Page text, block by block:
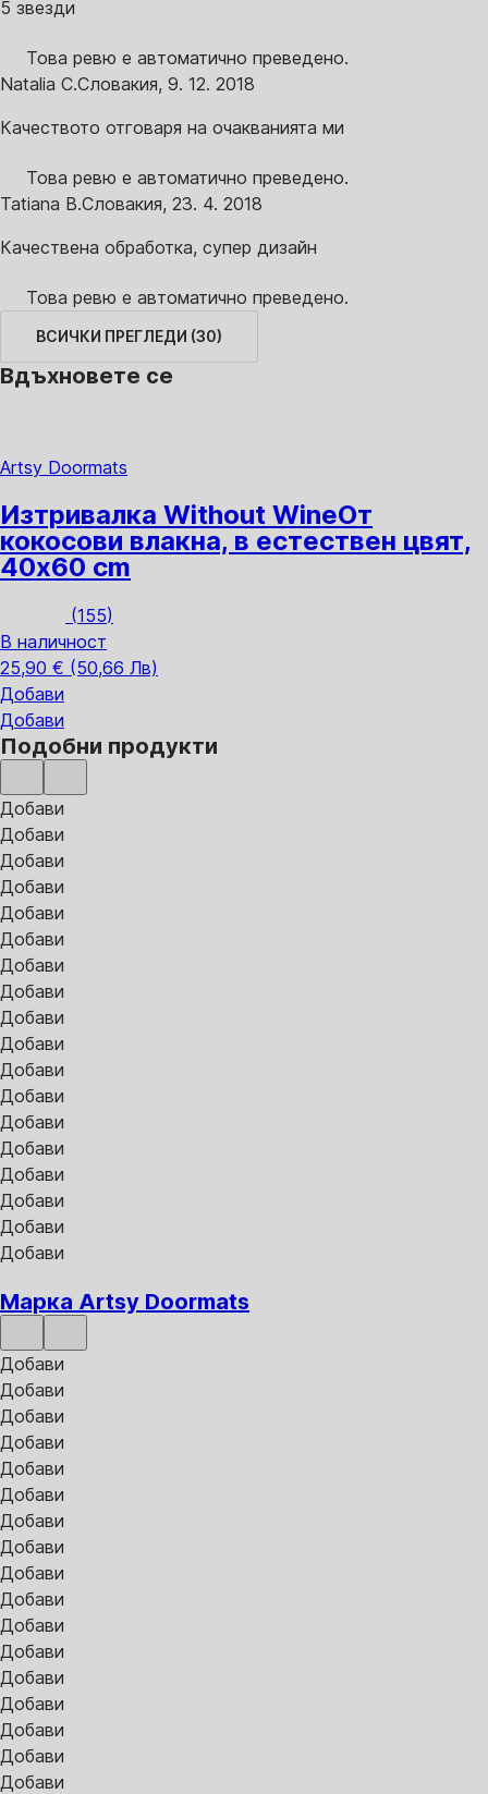
5 звезди
Това ревю е автоматично преведено.
Natalia C.Словакия, 9. 12. 2018
Качеството отговаря на очакванията ми
Това ревю е автоматично преведено.
Tatiana B.Словакия, 23. 4. 2018
Качествена обработка, супер дизайн
Това ревю е автоматично преведено.
ВСИЧКИ ПРЕГЛЕДИ (30)
Вдъхновете се
Artsy Doormats
Изтривалка Without WineОт
кокосови влакна, в естествен цвят,
40x60 cm
(155)
В наличност
25,90 € (50,66 Лв)
Добави
Добави
Подобни продукти
Добави
Добави
Добави
Добави
Добави
Добави
Добави
Добави
Добави
Добави
Добави
Добави
Добави
Добави
Добави
Добави
Добави
Добави
Марка Artsy Doormats
Добави
Добави
Добави
Добави
Добави
Добави
Добави
Добави
Добави
Добави
Добави
Добави
Добави
Добави
Добави
Добави
Добави